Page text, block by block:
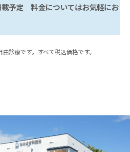
診療です。すべて税込価格です。